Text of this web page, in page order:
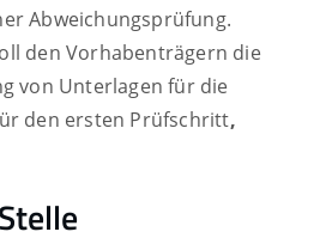
Abweichungsprüfung.
den Vorhabenträgern die
von Unterlagen für die
den ersten Prüfschritt,